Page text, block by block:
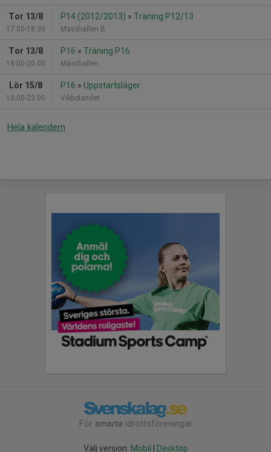
Tor 13/8
17:00-18:30
P14 (2012/2013) » Träning P12/13
Mässhallen B
Tor 13/8
18:00-20:00
P16 » Träning P16
Mässhallen
Lör 15/8
10:00-23:00
P16 » Uppstartsläger
Vikbolandet
Hela kalendern
För smarta idrottsföreningar
Välj version: Mobil Desktop